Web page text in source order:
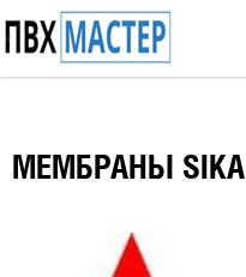
МЕМБРАНЫ SIKA